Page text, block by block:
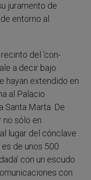
juramento de
entorno al
del ‘con-
a decir bajo
hayan extendido en
al Palacio
Santa Marta. De
no sólo en
lugar del cónclave
de unos 500
con un escudo
con